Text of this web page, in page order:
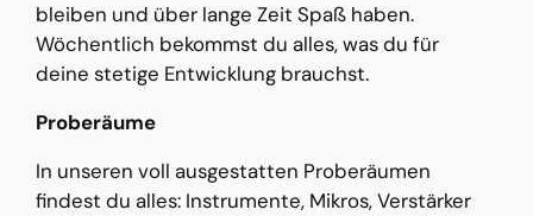
bleiben und über lange Zeit Spaß haben.
Wöchentlich bekommst du alles, was du für
deine stetige Entwicklung brauchst.
Proberäume
In unseren voll ausgestatten Proberäumen
findest du alles: Instrumente, Mikros, Verstärker